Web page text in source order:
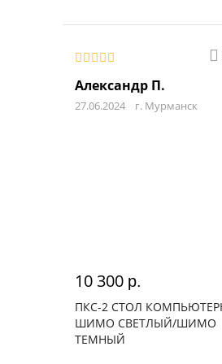
Александр П.
27.06.2024 г. Мурманск
10 300 р.
ПКС-2 СТОЛ
ШИМО СВЕТЛЫЙ/ШИМО
ТЕМНЫЙ